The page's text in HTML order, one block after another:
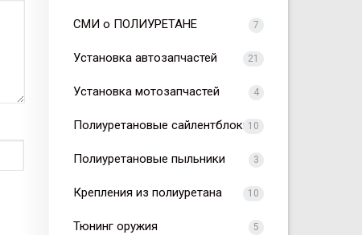
СМИ о ПОЛИУРЕТАНЕ 7
Установка автозапчастей 21
Установка мотозапчастей 4
Полиуретановые сайлентблоки10
Полиуретановые пыльники 3
Крепления из полиуретана 10
Тюнинг оружия 5